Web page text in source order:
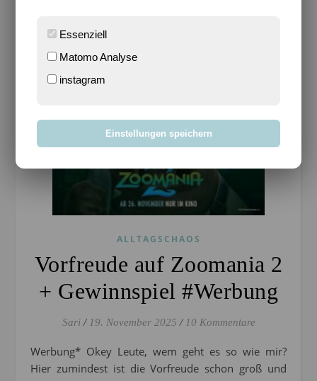
ALLTAGSCHAOS
Vorfreude auf Zoomania 2
+ Gewinnspiel #Werbung
Sari / 19. November 2025 / 10 Kommentare
Werbung* Okey Leute, wem geht es so wie mir?
Hier zumindest ist die Vorfreude schon groß und
Essenziell
Matomo Analyse
instagram
Einstellungen speichern